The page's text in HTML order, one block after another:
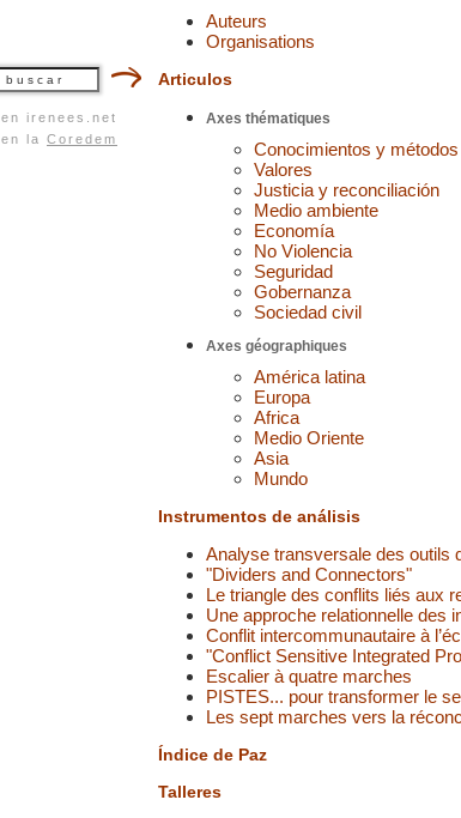
en irenees.net
en la Coredem
Auteurs
Organisations
Articulos
Axes thématiques
Conocimientos y métodos
Valores
Justicia y reconciliación
Medio ambiente
Economía
No Violencia
Seguridad
Gobernanza
Sociedad civil
Axes géographiques
América latina
Europa
Africa
Medio Oriente
Asia
Mundo
Instrumentos de análisis
Analyse transversale des outils
"Dividers and Connectors"
Le triangle des conflits liés aux
Une approche relationnelle des
Conflit intercommunautaire à
"Conflict Sensitive Integrated
Escalier à quatre marches
PISTES... pour transformer le
Les sept marches vers la
Índice de Paz
Talleres